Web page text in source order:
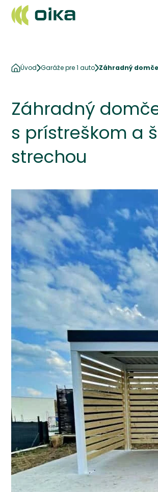
Úvod Garáže pre 1 auto Záhradný
Záhradný
s prístreškom a
strechou